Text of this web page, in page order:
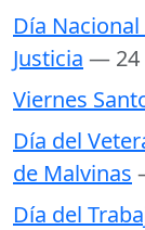
Día
Justicia — 24
Viernes
Día del
de Malvinas
Día del